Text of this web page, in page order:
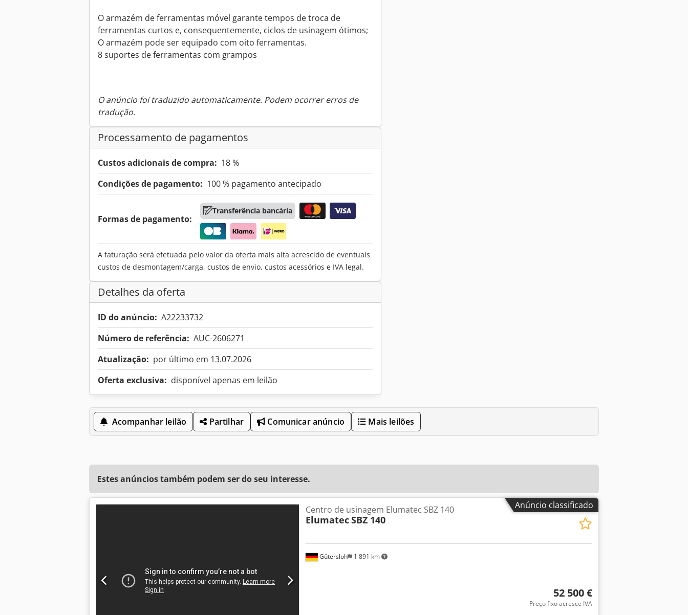
O armazém de ferramentas móvel garante tempos de troca de
ferramentas curtos e, consequentemente, ciclos de usinagem ótimos;
O armazém pode ser equipado com oito ferramentas.
8 suportes de ferramentas com grampos
O anúncio foi traduzido automaticamente. Podem ocorrer erros de
tradução.
Processamento de pagamentos
Custos adicionais de compra: 18 %
Condições de pagamento: 100 % pagamento antecipado
Formas de pagamento:
Transferência bancária
A faturação será efetuada pelo valor da oferta mais alta acrescido de eventuais
custos de desmontagem/carga, custos de envio, custos acessórios e IVA legal.
Detalhes da oferta
ID do anúncio: A22233732
Número de referência: AUC-2606271
Atualização: por último em 13.07.2026
Oferta exclusiva: disponível apenas em leilão
Acompanhar leilão Partilhar Comunicar anúncio Mais leilões
Estes anúncios também podem ser do seu interesse.
Anúncio classificado
Gütersloh 1 891 km
Centro de usinagem Elumatec SBZ 140
ElumatecSBZ 140
52 500 €
Preço fixo acresce IVA